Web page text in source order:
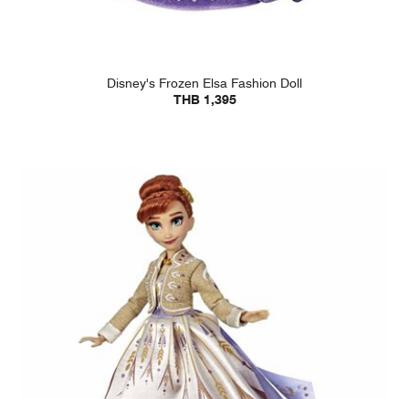
Disney's Frozen Elsa Fashion Doll
THB 1,395